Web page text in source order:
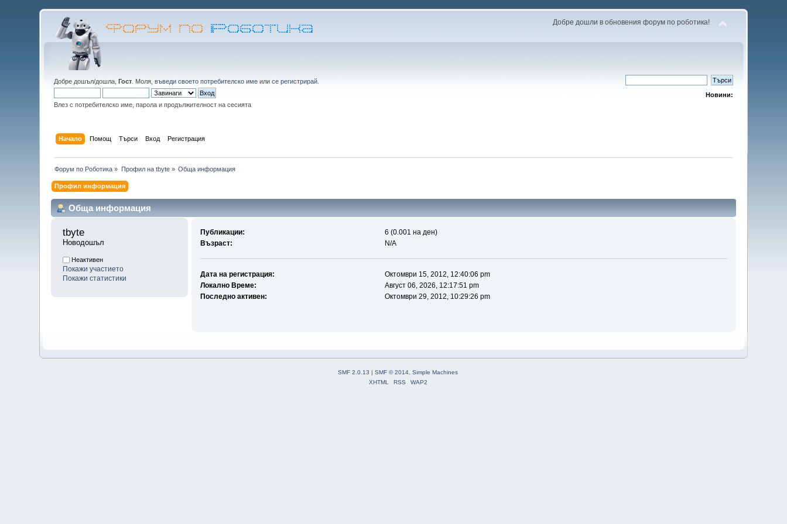
Добре дошли в обновения форум по роботика!
Добре дошъл/дошла,Гост . Моля,въведи своето потребителско име илисе регистрирай
Влез с потребителско име, парола и продължителност на сесията
Новини:
Начало Помощ Търси Вход Регистрация
Форум по Роботика » Профил на tbyte» Обща информация
Профил информация
Обща информация
tbyte
Новодошъл
Неактивен
Покажи участието
Покажи статистики
Публикации:
6 (0.001 на ден)
Възраст:
N/A
Дата на регистрация:
Октомври 15, 2012, 12:40:06 pm
Локално Време:
Август 06, 2026, 12:17:51 pm
Последно активен:
Октомври 29, 2012, 10:29:26 pm
SMF 2.0.13 | SMF © 2014, Simple Machines
XHTML
RSS WAP2